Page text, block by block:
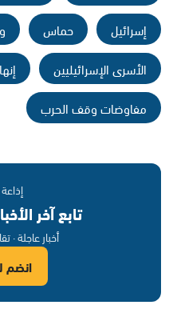
إسرائيل
حماس
الأسرى الإسرائيليين
مفاوضات وقف الحرب
تابع آخر
أخبار عاجلة ·
انضم